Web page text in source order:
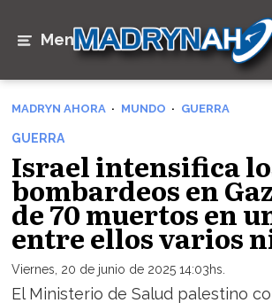
Menú
MADRYN AHORA MUNDO GUERRA
GUERRA
Israel intensifica
bombardeos en
de 70 muertos en
entre ellos varios
Viernes, 20 de junio de 2025 14:03hs.
El Ministerio de Salud palestino